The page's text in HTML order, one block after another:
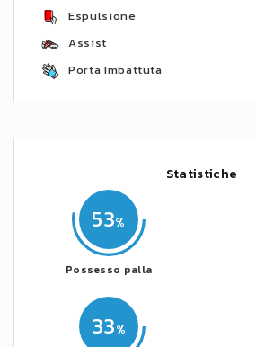
Espulsione
Assist
Porta Imbattuta
Statistiche
53
Possesso palla
33